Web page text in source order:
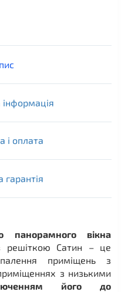
і оплата
гарантія
панорамного вікна
решіткою Сатин – це
приміщень з
з низькими
його до